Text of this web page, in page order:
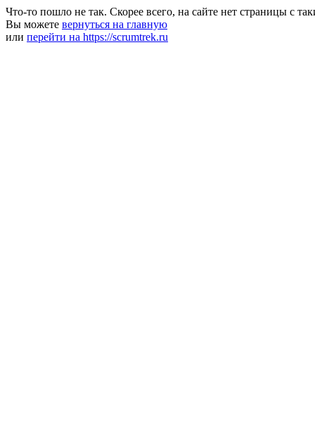
Что-то пошло не так. Скорее всего, на сайте нет страницы с
Вы можете вернуться на главную
или перейти на https://scrumtrek.ru